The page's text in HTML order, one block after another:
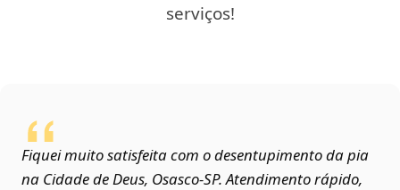
serviços!
Fiquei muito satisfeita com o desentupimento da pia
na Cidade de Deus, Osasco‑SP. Atendimento rápido,